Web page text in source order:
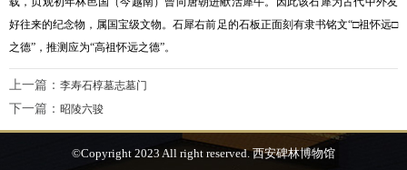
好往来的纪念物，属国宝级文物。石犀右前足的石板正面刻有隶书铭文“□祖怀远□
之德”，推测应为“高祖怀远之德”。
上一篇： 李寿石椁墓志墓门
下一篇： 昭陵六骏
©Copyright 2023 All right reserved. 西安碑林博物馆